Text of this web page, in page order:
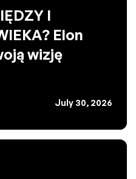
I
Elon
wizję
July 30, 2026